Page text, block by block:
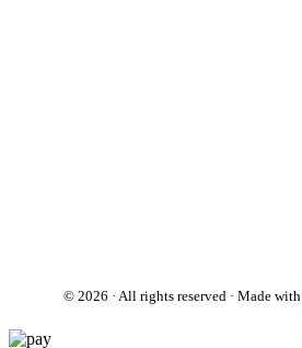
© 2026 · All rights reserved · Made with